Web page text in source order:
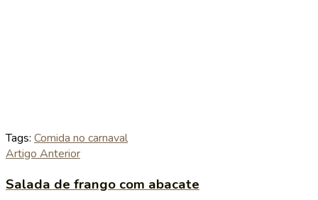
Tags: Comida no carnaval
Artigo Anterior
Salada de frango com abacate